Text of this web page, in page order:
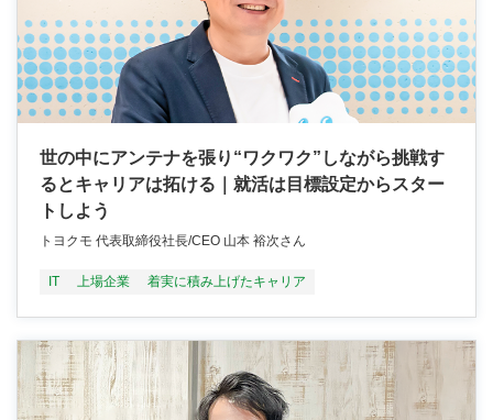
世の中にアンテナを張り“ワクワク”しながら挑戦す
るとキャリアは拓ける｜就活は目標設定からスター
トしよう
トヨクモ 代表取締役社長/CEO 山本 裕次さん
IT 上場企業 着実に積み上げたキャリア